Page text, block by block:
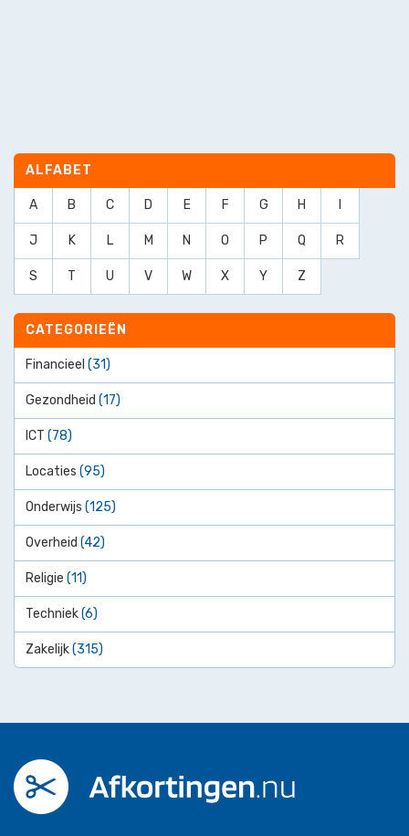
ALFABET
A B C D E F G H
J K L M N O P Q R
S T U V W X Y Z
CATEGORIEËN
Financieel (31)
Gezondheid (17)
ICT (78)
Locaties (95)
Onderwijs (125)
Overheid (42)
Religie (11)
Techniek(6)
Zakelijk(315)